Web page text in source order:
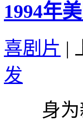
1994年
喜剧片 |
发
身为新